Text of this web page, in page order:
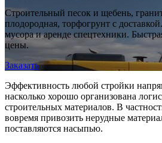
Строительный песок и щебень,
плодородная, торфогрунт с
мусора и аренде спецтехники.
цены.
Заказать
Эффективность любой стройки
насколько хорошо организована
строительных материалов. В
вовремя привозить нерудные
поставляются насыпью.